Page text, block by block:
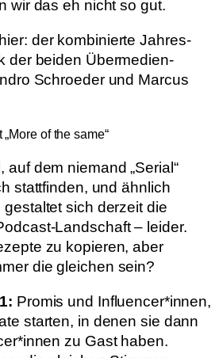
wir das eh nicht so gut.
der kombinierte Jahres-
der beiden Übermedien-
Schroeder und Marcus
of the same“
dem niemand „Serial“
stattfinden, und ähnlich
sich derzeit die
Landschaft – leider.
zu kopieren, aber
die gleichen sein?
Promis und Influencer*innen,
starten, in denen sie dann
zu Gast haben.